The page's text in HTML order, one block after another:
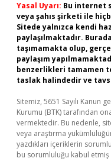
Yasal Uyarı: Bu internet
veya şahıs şirketi ile
Sitede yalnızca kendi
paylaşılmaktadır.
taşımamakta olup,
paylaşım
benzerlikleri tamamen
taslak halindedir ve
Sitemiz, 5651 Sayılı Kanun
Kurumu (BTK) tarafından
vermektedir. Bu nedenle,
veya araştırma
yazdıkları içeriklerin
bu sorumluluğu kabul etmiş